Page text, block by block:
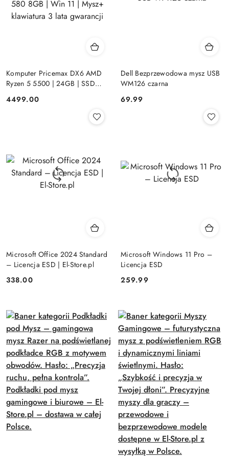
Komputer Pricemax DX6 AMD
Ryzen 5 5500 | 24GB | SSD
Win 11 | Mysz+ klawiatura 3 lata
Cena:
4499.00
Dell Bezprzewodowa mysz USB
WM126 czarna
Cena:
69.99
Microsoft Office 2024 Standard
– Licencja ESD | El-Store.pl
Cena:
338.00
Microsoft Windows 11 Pro –
Licencja ESD
Cena:
259.99